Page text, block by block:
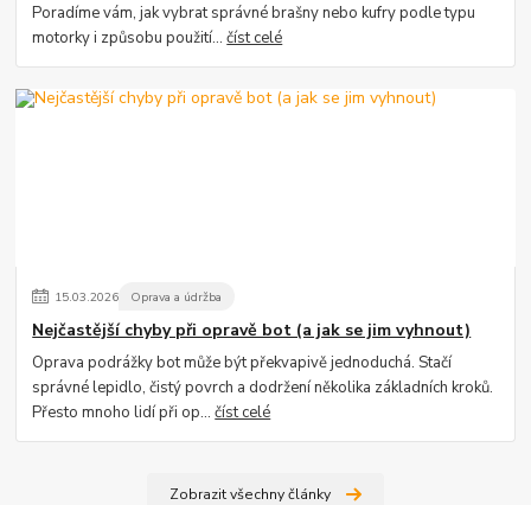
Poradíme vám, jak vybrat správné brašny nebo kufry podle typu
motorky i způsobu použití...číst celé
15.03.2026 Oprava a údržba
Nejčastější chyby při opravě bot (a jak se jim vyhnout)
Oprava podrážky bot může být překvapivě jednoduchá. Stačí
správné lepidlo, čistý povrch a dodržení několika základních kroků.
Přesto mnoho lidí při op...číst celé
Zobrazit všechny články